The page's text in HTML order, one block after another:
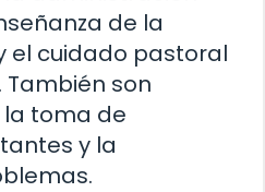
de la
el cuidado pastoral
son
toma de
y la